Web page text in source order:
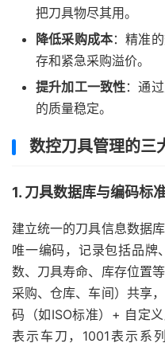
把刀具物尽其用。
降低采购成本：精准
存和紧急采购溢价。
提升加工一致性：通
的质量稳定。
数控刀具管理的三
1. 刀具数据库与编码标
建立统一的刀具信息数据
唯一编码，记录包括品牌
数、刀具寿命、库存位置
采购、仓库、车间）共享
码（如ISO标准）+ 自定
表示车刀，1001表示系